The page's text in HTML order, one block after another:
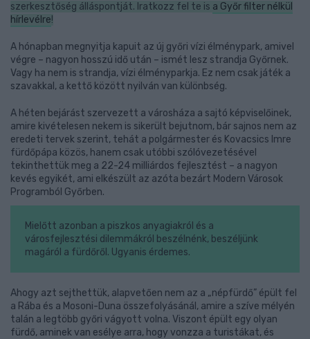
szerkesztőség álláspontját. Iratkozz fel te is a Győr filter nélkül
hírlevélre!
A hónapban megnyitja kapuit az új győri vízi élménypark, amivel
végre – nagyon hosszú idő után – ismét lesz strandja Győrnek.
Vagy ha nem is strandja, vízi élményparkja. Ez nem csak játék a
szavakkal, a kettő között nyilván van különbség.
A héten bejárást szervezett a városháza a sajtó képviselőinek,
amire kivételesen nekem is sikerült bejutnom, bár sajnos nem az
eredeti tervek szerint, tehát a polgármester és Kovacsics Imre
fürdőpápa közös, hanem csak utóbbi szólóvezetésével
tekinthettük meg a 22-24 milliárdos fejlesztést – a nagyon
kevés egyikét, ami elkészült az azóta bezárt Modern Városok
Programból Győrben.
Mielőtt azonban a piszkos anyagiakról és a
városfejlesztési dilemmákról beszélnénk, beszéljünk
magáról a fürdőről. Ugyanis érdemes.
Ahogy azt sejthettük, alapvetően nem az a „népfürdő” épült fel
a Rába és a Mosoni-Duna összefolyásánál, amire a szíve mélyén
talán a legtöbb győri vágyott volna. Viszont épült egy olyan
fürdő, aminek van esélye arra, hogy vonzza a turistákat, és